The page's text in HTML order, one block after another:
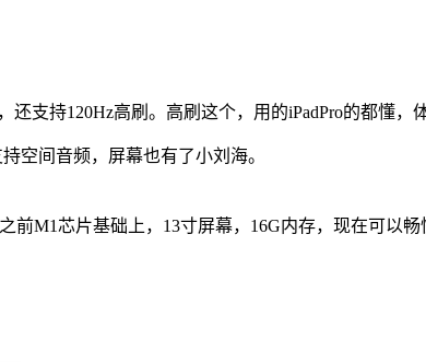
支持120Hz高刷。高刷这个，用的iPadPro的都懂，
空间音频，屏幕也有了小刘海。
M1芯片基础上，13寸屏幕，16G内存，现在可以